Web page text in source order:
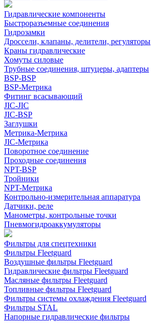
Гидравлические компоненты
Быстроразъемные соединения
Гидрозамки
Дроссели, клапаны, делители, регуляторы
Краны гидравлические
Хомуты силовые
Трубные соединения, штуцеры, адаптеры
BSP-BSP
BSP-Метрика
Фитинг всасывающий
JIC-JIC
JIC-BSP
Заглушки
Метрика-Метрика
JIC-Метрика
Поворотное соединение
Проходные соединения
NPT-BSP
Тройники
NPT-Метрика
Контрольно-измерительная аппаратура
Датчики, реле
Манометры, контрольные точки
Пневмогидроаккумуляторы
Фильтры для спецтехники
Фильтры Fleetguard
Воздушные фильтры Fleetguard
Гидравлические фильтры Fleetguard
Масляные фильтры Fleetguard
Топливные фильтры Fleetguard
Фильтры системы охлаждения Fleetguard
Фильтры STAL
Напорные гидравлические фильтры